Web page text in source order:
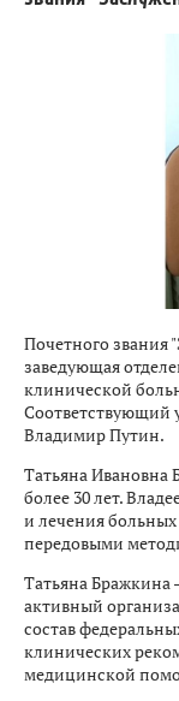
Почетного звания
заведующая
клинической
Соответствующий
Владимир Путин.
Татьяна Ивановна
более 30 лет.
и лечения
передовыми
Татьяна Бражкина
активный
состав
клинических
медицинской